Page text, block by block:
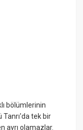
bölümlerinin
Tanrı'da tek bir
ayrı olamazlar.